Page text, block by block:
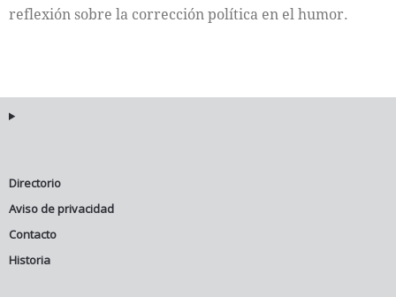
reflexión sobre la corrección política en el humor.
Directorio
Aviso de privacidad
Contacto
Historia